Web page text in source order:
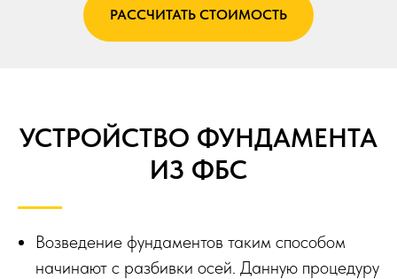
РАССЧИТАТЬ СТОИМОСТЬ
УСТРОЙСТВО ФУНДАМЕНТА
ИЗ ФБС
Возведение фундаментов таким способом
начинают с разбивки осей. Данную процедуру